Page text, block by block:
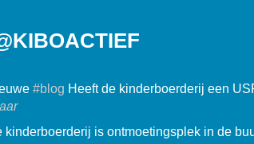
#blog Heeft de kinderboerderij een
kinderboerderij is ontmoetingsplek in de